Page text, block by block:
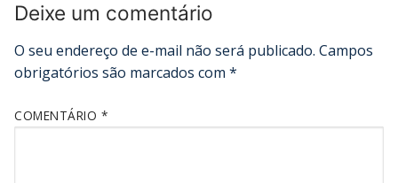
Deixe um comentário
O seu endereço de e-mail não será publicado. Campos
obrigatórios são marcados com *
COMENTÁRIO *